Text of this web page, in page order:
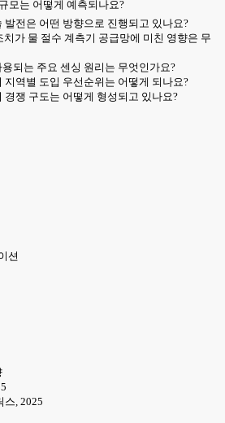
모는 어떻게 예측되나요?
발전은 어떤 방향으로 진행되고 있나요?
가 물 절수 계측기 공급망에 미친 영향은 무
되는 주요 센싱 원리는 무엇인가요?
지역별 도입 우선순위는 어떻게 되나요?
경쟁 구도는 어떻게 형성되고 있나요?
션
스, 2025